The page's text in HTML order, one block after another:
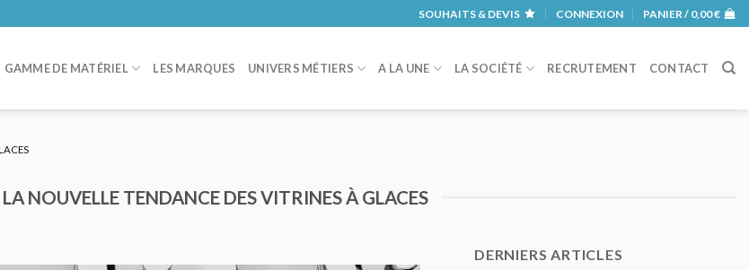
SOUHAITS & DEVIS CONNEXION PANIER / 0,00€
GAMME DE MATÉRIEL LES MARQUES UNIVERS MÉTIERS A LA UNE LA SOCIÉTÉ RECRUTEMENT CONTACT
NOUVELLE TENDANCE DES VITRINES À GLACES
DERNIERS ARTICLES